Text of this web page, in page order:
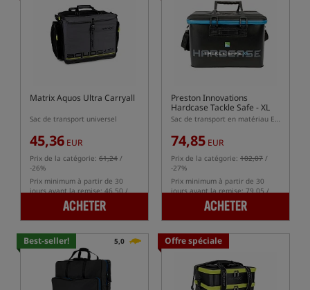
Matrix Aquos Ultra Carryall
Sac de transport universel
45,36 EUR
Prix de la catégorie: 61,24 /
-26%
Prix minimum à partir de 30
jours avant la remise: 46.50 /
ACHETER
Preston Innovations
Hardcase Tackle Safe - XL
Sac de transport en matériau EVA
74,85 EUR
Prix de la catégorie: 102,07 /
-27%
Prix minimum à partir de 30
jours avant la remise: 79.05 /
ACHETER
Best-seller! 5,0 Offre spéciale